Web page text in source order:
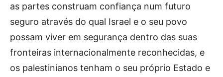
as partes construam confiança num futuro
seguro através do qual Israel e o seu povo
possam viver em segurança dentro das suas
fronteiras internacionalmente reconhecidas, e
os palestinianos tenham o seu próprio Estado e